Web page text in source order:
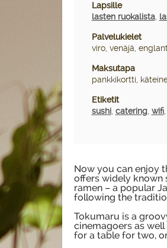
Lapsille
lasten ruokalista,
Palvelukielet
viro, venäjä,
Maksutapa
pankkikortti,
Etiketit
sushi, catering, wifi,
Now you can enjoy
offers widely known
ramen – a popular
following the
Tokumaru is a
cinemagoers as
for a table for two,